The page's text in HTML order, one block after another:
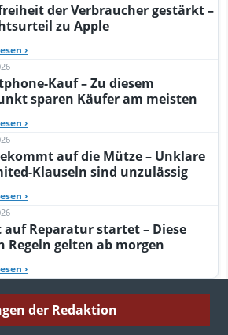
der Verbraucher gestärkt –
zu Apple
›
Kauf – Zu diesem
sparen Käufer am meisten
›
auf die Mütze – Unklare
Klauseln sind unzulässig
›
auf Reparatur startet – Diese
Regeln gelten ab morgen
›
der Redaktion